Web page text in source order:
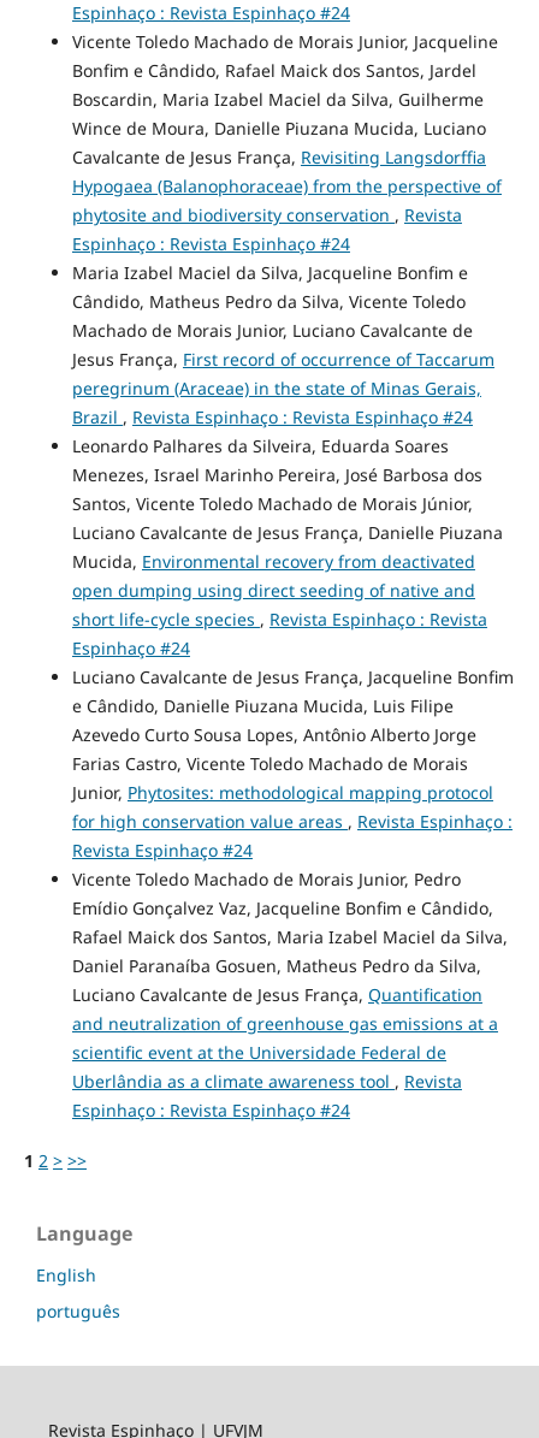
Espinhaço : Revista Espinhaço #24
Vicente Toledo Machado de Morais Junior, Jacqueline
Bonfim e Cândido, Rafael Maick dos Santos, Jardel
Boscardin, Maria Izabel Maciel da Silva, Guilherme
Wince de Moura, Danielle Piuzana Mucida, Luciano
Cavalcante de Jesus França, Revisiting Langsdorffia
Hypogaea (Balanophoraceae) from the perspective of
phytosite and biodiversity conservation , Revista
Espinhaço : Revista Espinhaço #24
Maria Izabel Maciel da Silva, Jacqueline Bonfim e
Cândido, Matheus Pedro da Silva, Vicente Toledo
Machado de Morais Junior, Luciano Cavalcante de
Jesus França, First record of occurrence of Taccarum
peregrinum (Araceae) in the state of Minas Gerais,
Brazil , Revista Espinhaço : Revista Espinhaço #24
Leonardo Palhares da Silveira, Eduarda Soares
Menezes, Israel Marinho Pereira, José Barbosa dos
Santos, Vicente Toledo Machado de Morais Júnior,
Luciano Cavalcante de Jesus França, Danielle Piuzana
Mucida, Environmental recovery from deactivated
open dumping using direct seeding of native and
short life-cycle species , Revista Espinhaço : Revista
Espinhaço #24
Luciano Cavalcante de Jesus França, Jacqueline Bonfim
e Cândido, Danielle Piuzana Mucida, Luis Filipe
Azevedo Curto Sousa Lopes, Antônio Alberto Jorge
Farias Castro, Vicente Toledo Machado de Morais
Junior, Phytosites: methodological mapping protocol
for high conservation value areas , Revista Espinhaço :
Revista Espinhaço #24
Vicente Toledo Machado de Morais Junior, Pedro
Emídio Gonçalvez Vaz, Jacqueline Bonfim e Cândido,
Rafael Maick dos Santos, Maria Izabel Maciel da Silva,
Daniel Paranaíba Gosuen, Matheus Pedro da Silva,
Luciano Cavalcante de Jesus França, Quantification
and neutralization of greenhouse gas emissions at a
scientific event at the Universidade Federal de
Uberlândia as a climate awareness tool , Revista
Espinhaço : Revista Espinhaço #24
1 2 > >>
Language
English
português
Revista Espinhaço | UFVJM